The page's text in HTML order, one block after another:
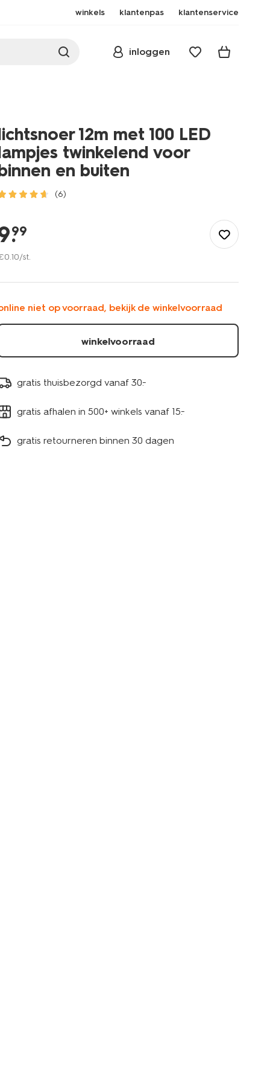
winkels klantenpas klantenservice
inloggen
12m met 100 LED
twinkelend voor
en buiten
(6)
.
99
0.10/st.
niet op voorraad, bekijk de winkelvoorraad
winkelvoorraad
gratis thuisbezorgd vanaf 30.-
gratis afhalen in 500+ winkels vanaf 15.-
gratis retourneren binnen 30 dagen